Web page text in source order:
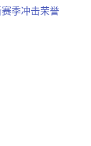
季冲击荣誉